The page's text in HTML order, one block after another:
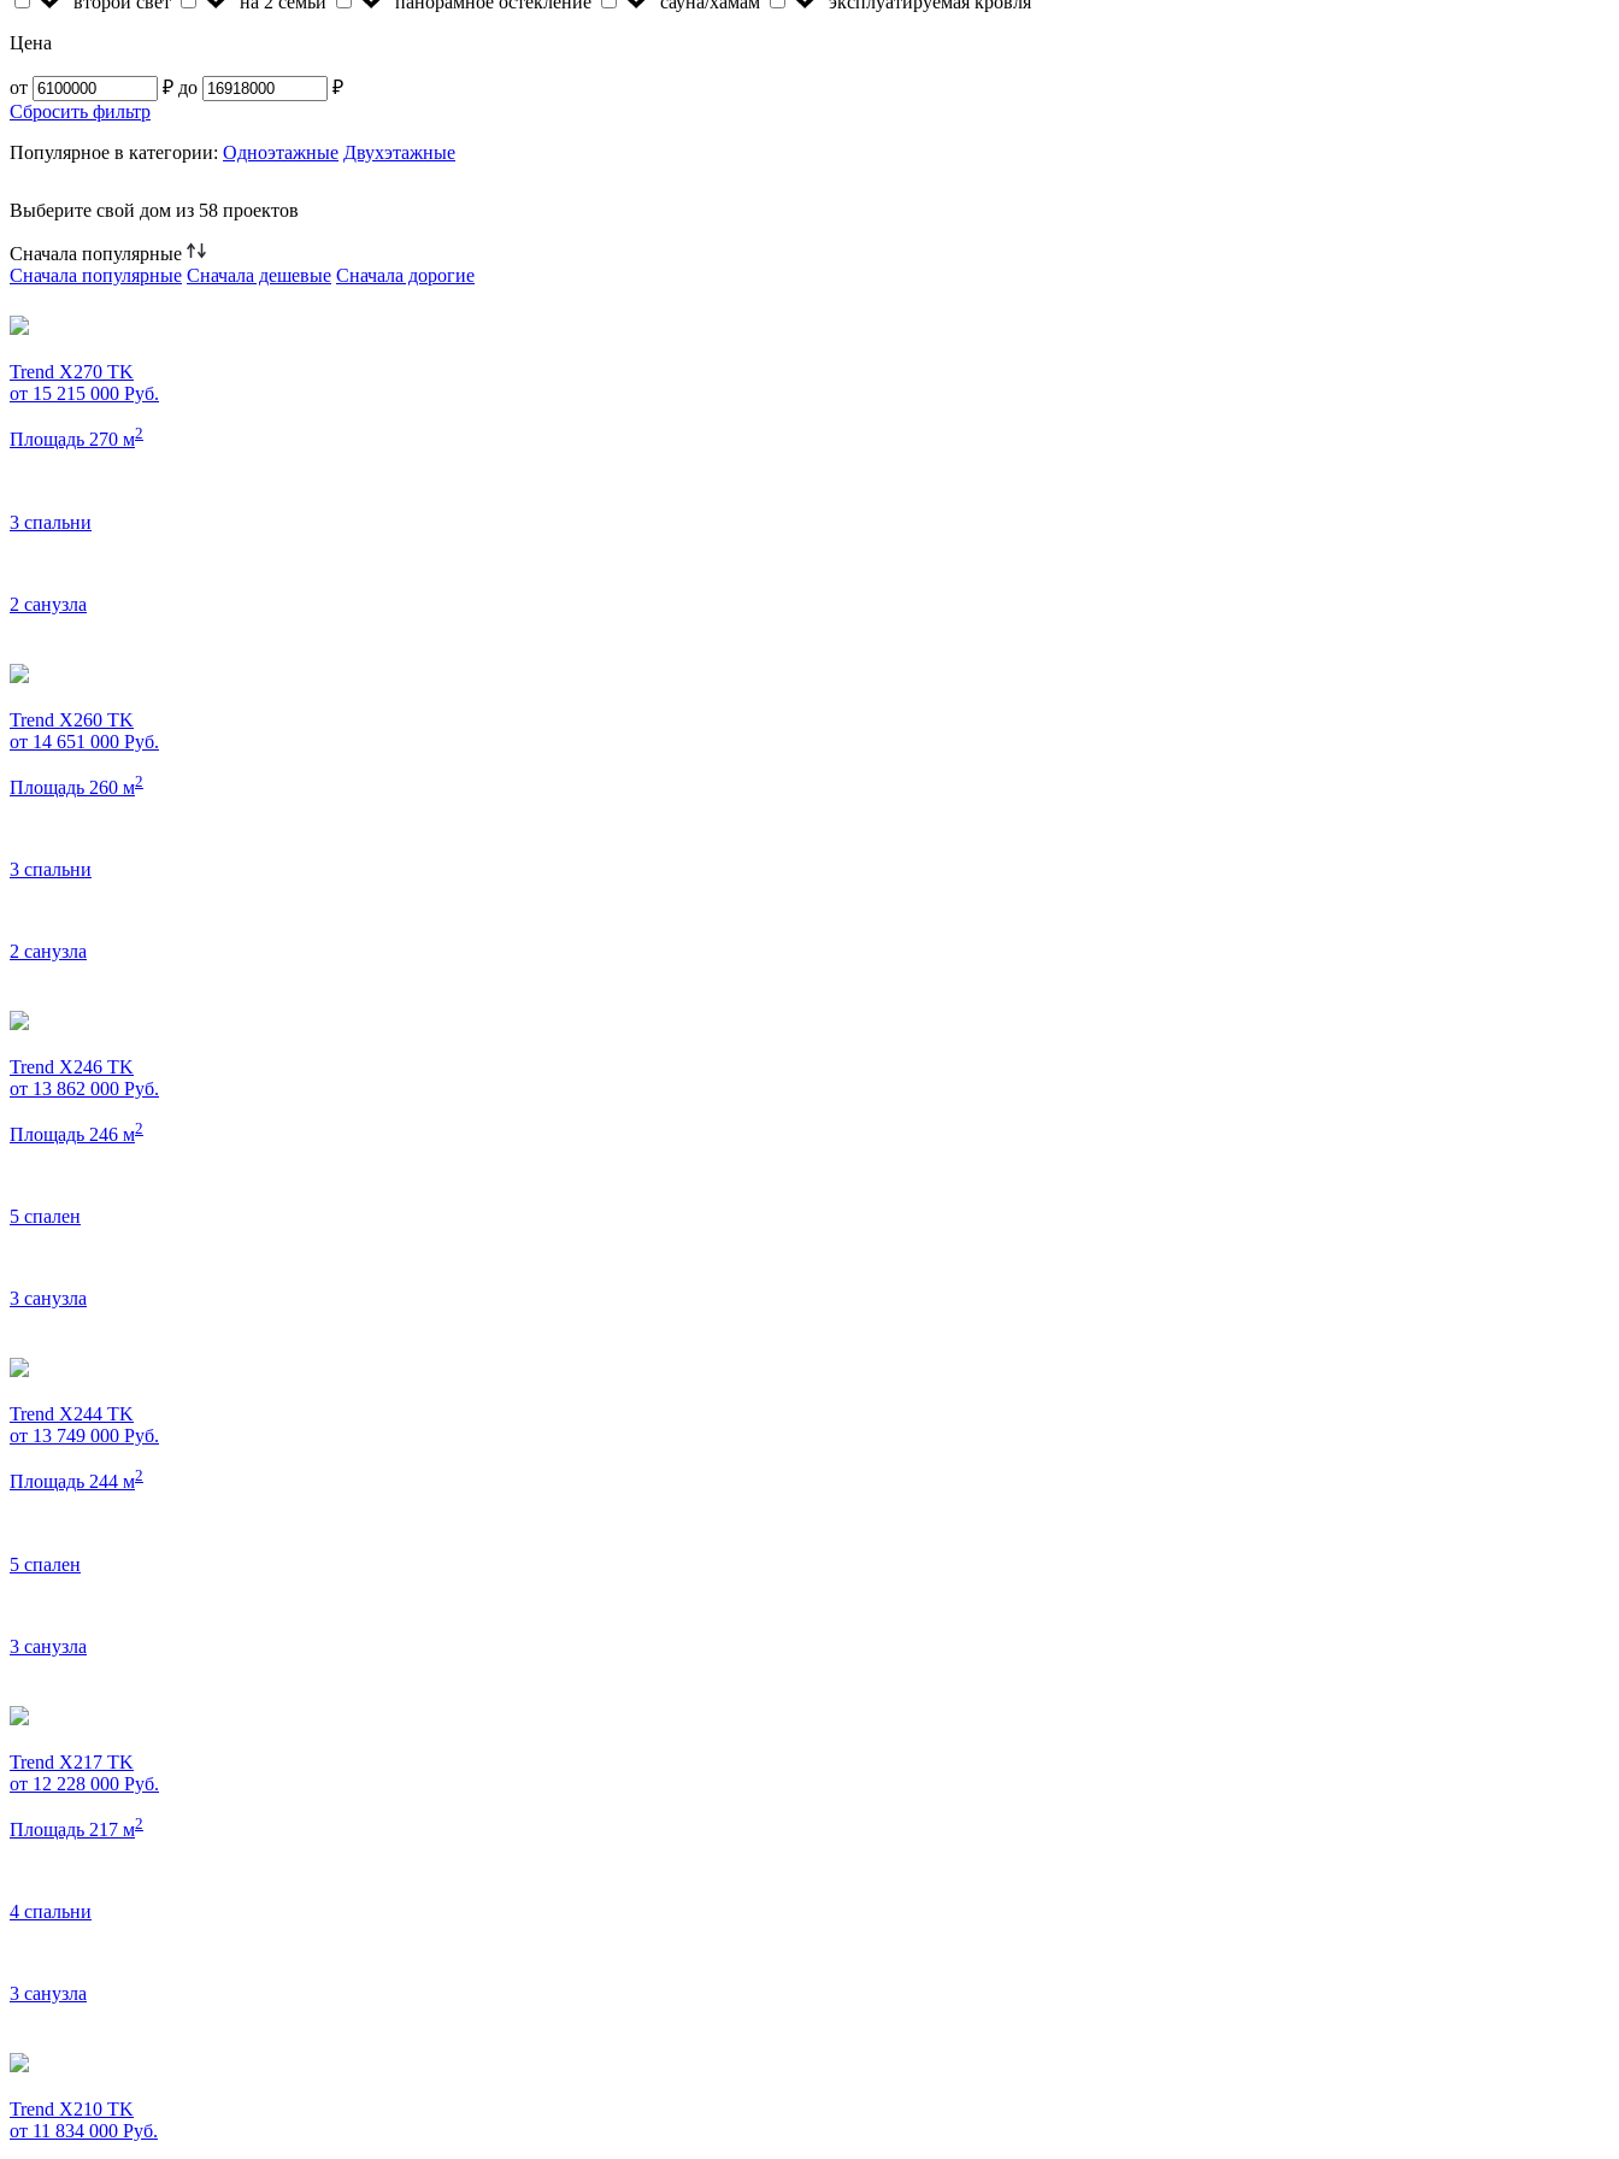
Цена
от ₽ до
₽
Сбросить фильтр
Популярное в категории: Одноэтажные Двухэтажные
Выберите свой дом из 58 проектов
Сначала популярные
Сначала популярные Сначала дешевые Сначала дорогие
Trend X270 TK
от 15 215 000 Руб.
Площадь 270 м2
3 спальни
2 санузла
Trend X260 TK
от 14 651 000 Руб.
Площадь 260 м2
3 спальни
2 санузла
Trend X246 TK
от 13 862 000 Руб.
Площадь 246 м2
5 спален
3 санузла
Trend X244 TK
от 13 749 000 Руб.
Площадь 244 м2
5 спален
3 санузла
Trend X217 TK
от 12 228 000 Руб.
Площадь 217 м2
4 спальни
3 санузла
Trend X210 TK
от 11 834 000 Руб.